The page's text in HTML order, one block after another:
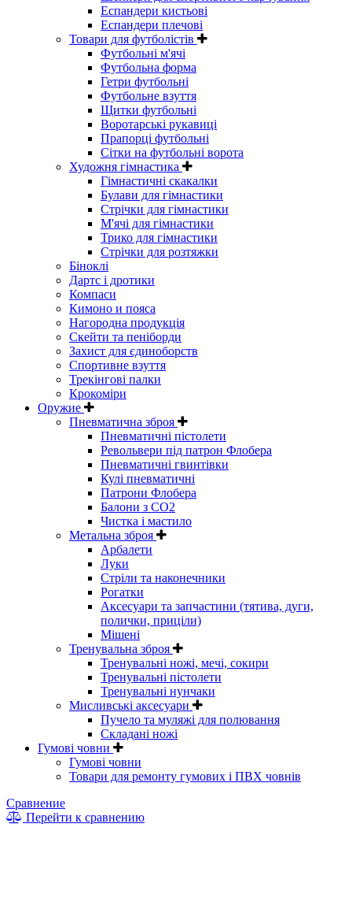
Еспандери кистьові
Еспандери плечові
Товари для футболістів
Футбольні м'ячі
Футбольна форма
Гетри футбольні
Футбольне взуття
Щитки футбольні
Воротарські рукавиці
Прапорці футбольні
Сітки на футбольні ворота
Художня гімнастика
Гімнастичні скакалки
Булави для гімнастики
Стрічки для гімнастики
М'ячі для гімнастики
Трико для гімнастики
Стрічки для розтяжки
Біноклі
Дартс і дротики
Компаси
Кимоно и пояса
Нагородна продукція
Скейти та пеніборди
Захист для єдиноборств
Спортивне взуття
Трекінгові палки
Крокоміри
Оружие
Пневматична зброя
Пневматичні пістолети
Револьвери під патрон Флобера
Пневматичні гвинтівки
Кулі пневматичні
Патрони Флобера
Балони з CO2
Чистка і мастило
Метальна зброя
Арбалети
Луки
Стріли та наконечники
Рогатки
Аксесуари та запчастини (тятива, дуги,
полички, приціли)
Мішені
Тренувальна зброя
Тренувальні ножі, мечі, сокири
Тренувальні пістолети
Тренувальні нунчаки
Мисливські аксесуари
Пучело та муляжі для полювання
Складані ножі
Гумові човни
Гумові човни
Товари для ремонту гумових і ПВХ човнів
Сравнение
Перейти к сравнению